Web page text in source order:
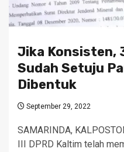
Jika Konsisten,
Sudah Setuju
Dibentuk
September 29, 2022
SAMARINDA,
III DPRD Kaltim telah